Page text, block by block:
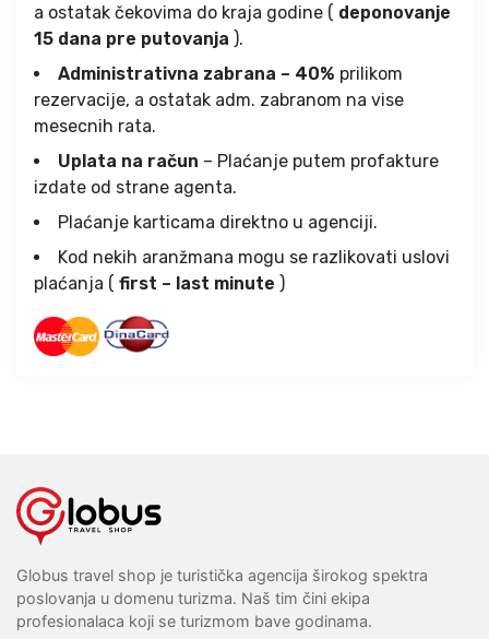
a ostatak čekovima do kraja godine ( deponovanje
15 dana pre putovanja ).
Administrativna zabrana – 40% prilikom
rezervacije, a ostatak adm. zabranom na vise
mesecnih rata.
Uplata na račun – Plaćanje putem profakture
izdate od strane agenta.
Plaćanje karticama direktno u agenciji.
Kod nekih aranžmana mogu se razlikovati uslovi
plaćanja ( first – last minute )
Globus travel shop je turistička agencija širokog spektra
poslovanja u domenu turizma. Naš tim čini ekipa
profesionalaca koji se turizmom bave godinama.